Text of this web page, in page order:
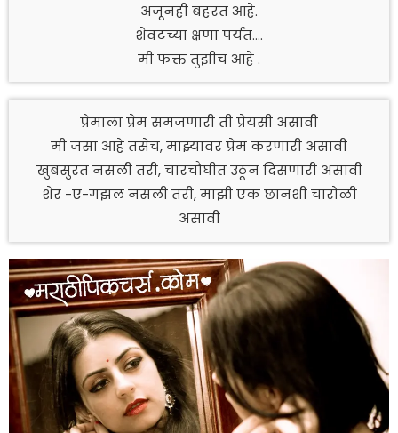
अजूनही बहरत आहे.
शेवटच्या क्षणा पर्यंत….
मी फक्त तुझीच आहे .
प्रेमाला प्रेम समजणारी ती प्रेयसी असावी
मी जसा आहे तसेच, माझ्यावर प्रेम करणारी असावी
खुबसुरत नसली तरी, चारचौघीत उठून दिसणारी असावी
शेर -ए-गझल नसली तरी, माझी एक छानशी चारोळी
असावी